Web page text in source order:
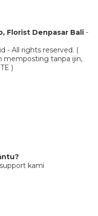
Florist Denpasar Bali -
- All rights reserved. (
memposting tanpa ijin,
)
kami